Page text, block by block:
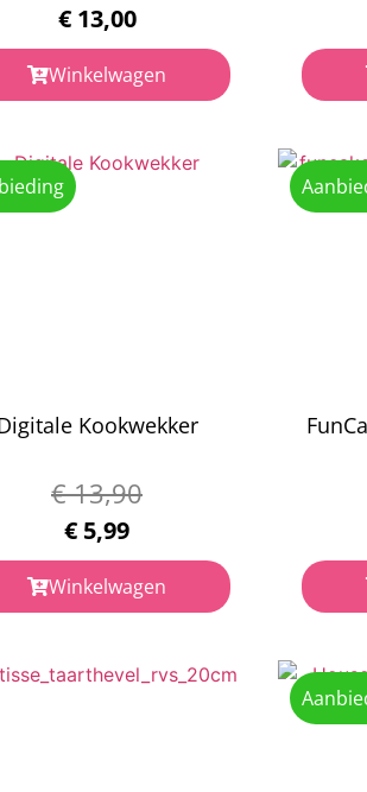
€13,00
Winkelwagen
Kookwekker
€13,90
€ 5,99
Winkelwagen